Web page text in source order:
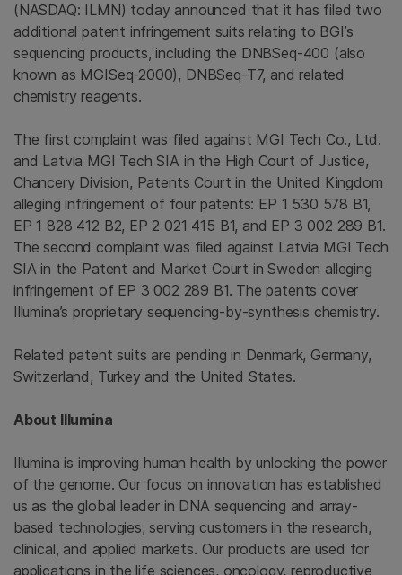
(NASDAQ: ILMN) today announced that it has filed two
additional patent infringement suits relating to BGI’s
sequencing products, including the DNBSeq-400 (also
known as MGISeq-2000), DNBSeq-T7, and related
chemistry reagents.
The first complaint was filed against MGI Tech Co., Ltd.
and Latvia MGI Tech SIA in the High Court of Justice,
Chancery Division, Patents Court in the United Kingdom
alleging infringement of four patents: EP 1 530 578 B1,
EP 1 828 412 B2, EP 2 021 415 B1, and EP 3 002 289 B1.
The second complaint was filed against Latvia MGI Tech
SIA in the Patent and Market Court in Sweden alleging
infringement of EP 3 002 289 B1. The patents cover
Illumina’s proprietary sequencing-by-synthesis chemistry.
Related patent suits are pending in Denmark, Germany,
Switzerland, Turkey and the United States.
About Illumina
Illumina is improving human health by unlocking the power
of the genome. Our focus on innovation has established
us as the global leader in DNA sequencing and array-
based technologies, serving customers in the research,
clinical, and applied markets. Our products are used for
applications in the life sciences, oncology, reproductive